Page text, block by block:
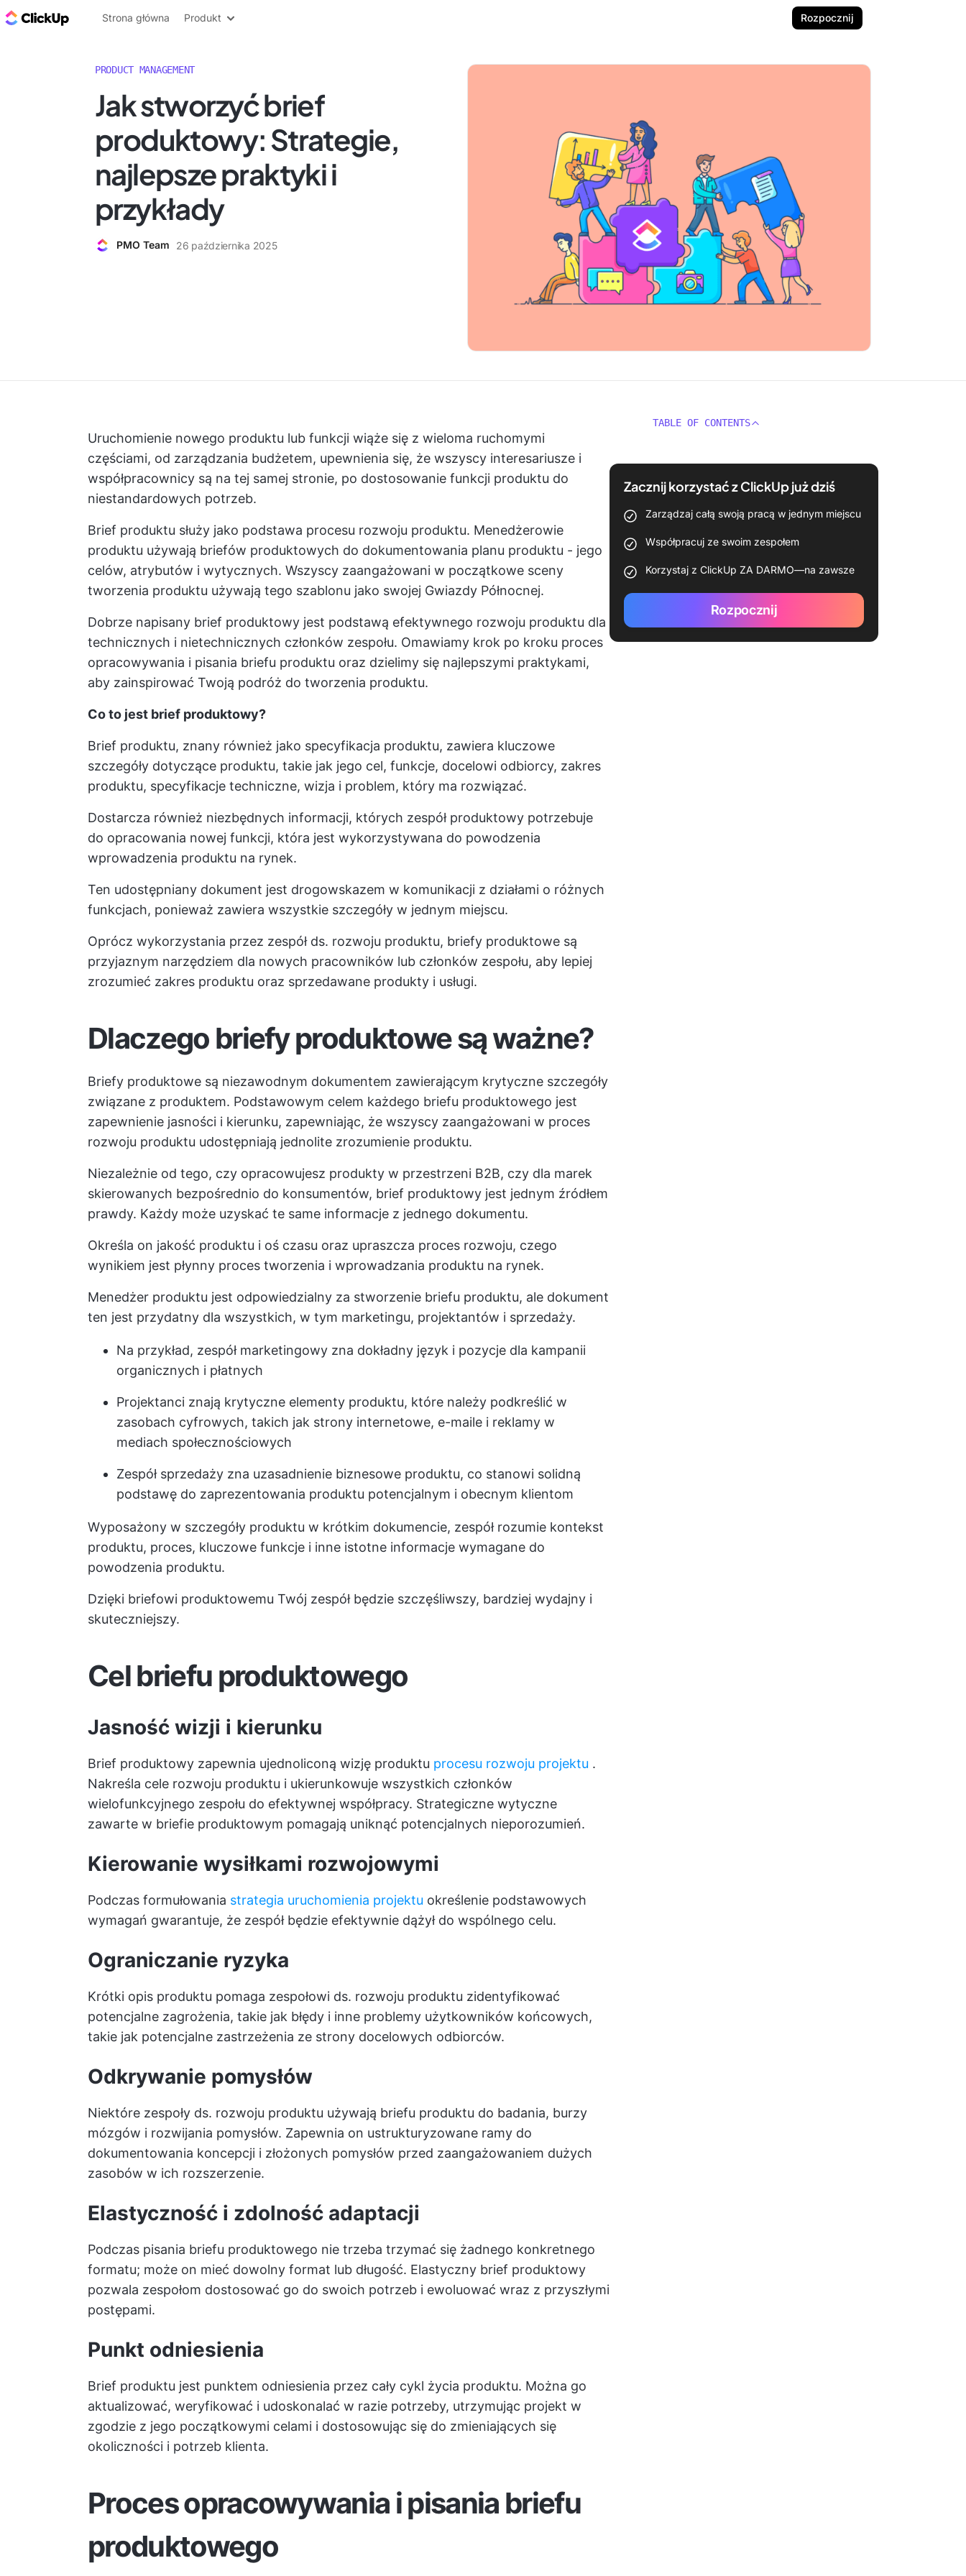
ClickUp Blog
Strona główna Produkt Rozpocznij
PRODUCT MANAGEMENT
Jak stworzyć brief
produktowy: Strategie,
najlepsze praktyki i
przykłady
PMO Team 26 października 2025
Uruchomienie nowego produktu lub funkcji wiąże się z wieloma ruchomymi
częściami, od zarządzania budżetem, upewnienia się, że wszyscy interesariusze i
współpracownicy są na tej samej stronie, po dostosowanie funkcji produktu do
niestandardowych potrzeb.
Brief produktu służy jako podstawa procesu rozwoju produktu. Menedżerowie
produktu używają briefów produktowych do dokumentowania planu produktu - jego
celów, atrybutów i wytycznych. Wszyscy zaangażowani w początkowe sceny
tworzenia produktu używają tego szablonu jako swojej Gwiazdy Północnej.
Dobrze napisany brief produktowy jest podstawą efektywnego rozwoju produktu dla
technicznych i nietechnicznych członków zespołu. Omawiamy krok po kroku proces
opracowywania i pisania briefu produktu oraz dzielimy się najlepszymi praktykami,
aby zainspirować Twoją podróż do tworzenia produktu.
Co to jest brief produktowy?
Brief produktu, znany również jako specyfikacja produktu, zawiera kluczowe
szczegóły dotyczące produktu, takie jak jego cel, funkcje, docelowi odbiorcy, zakres
produktu, specyfikacje techniczne, wizja i problem, który ma rozwiązać.
Dostarcza również niezbędnych informacji, których zespół produktowy potrzebuje
do opracowania nowej funkcji, która jest wykorzystywana do powodzenia
wprowadzenia produktu na rynek.
Ten udostępniany dokument jest drogowskazem w komunikacji z działami o różnych
funkcjach, ponieważ zawiera wszystkie szczegóły w jednym miejscu.
Oprócz wykorzystania przez zespół ds. rozwoju produktu, briefy produktowe są
przyjaznym narzędziem dla nowych pracowników lub członków zespołu, aby lepiej
zrozumieć zakres produktu oraz sprzedawane produkty i usługi.
Dlaczego briefy produktowe są ważne?
Briefy produktowe są niezawodnym dokumentem zawierającym krytyczne szczegóły
związane z produktem. Podstawowym celem każdego briefu produktowego jest
zapewnienie jasności i kierunku, zapewniając, że wszyscy zaangażowani w proces
rozwoju produktu udostępniają jednolite zrozumienie produktu.
Niezależnie od tego, czy opracowujesz produkty w przestrzeni B2B, czy dla marek
skierowanych bezpośrednio do konsumentów, brief produktowy jest jednym źródłem
prawdy. Każdy może uzyskać te same informacje z jednego dokumentu.
Określa on jakość produktu i oś czasu oraz upraszcza proces rozwoju, czego
wynikiem jest płynny proces tworzenia i wprowadzania produktu na rynek.
Menedżer produktu jest odpowiedzialny za stworzenie briefu produktu, ale dokument
ten jest przydatny dla wszystkich, w tym marketingu, projektantów i sprzedaży.
Na przykład, zespół marketingowy zna dokładny język i pozycje dla kampanii
organicznych i płatnych
Projektanci znają krytyczne elementy produktu, które należy podkreślić w
zasobach cyfrowych, takich jak strony internetowe, e-maile i reklamy w
mediach społecznościowych
Zespół sprzedaży zna uzasadnienie biznesowe produktu, co stanowi solidną
podstawę do zaprezentowania produktu potencjalnym i obecnym klientom
Wyposażony w szczegóły produktu w krótkim dokumencie, zespół rozumie kontekst
produktu, proces, kluczowe funkcje i inne istotne informacje wymagane do
powodzenia produktu.
Dzięki briefowi produktowemu Twój zespół będzie szczęśliwszy, bardziej wydajny i
skuteczniejszy.
Cel briefu produktowego
Jasność wizji i kierunku
Brief produktowy zapewnia ujednoliconą wizję produktu procesu rozwoju projektu .
Nakreśla cele rozwoju produktu i ukierunkowuje wszystkich członków
wielofunkcyjnego zespołu do efektywnej współpracy. Strategiczne wytyczne
zawarte w briefie produktowym pomagają uniknąć potencjalnych nieporozumień.
Kierowanie wysiłkami rozwojowymi
Podczas formułowania strategia uruchomienia projektu określenie podstawowych
wymagań gwarantuje, że zespół będzie efektywnie dążył do wspólnego celu.
Ograniczanie ryzyka
Krótki opis produktu pomaga zespołowi ds. rozwoju produktu zidentyfikować
potencjalne zagrożenia, takie jak błędy i inne problemy użytkowników końcowych,
takie jak potencjalne zastrzeżenia ze strony docelowych odbiorców.
Odkrywanie pomysłów
Niektóre zespoły ds. rozwoju produktu używają briefu produktu do badania, burzy
mózgów i rozwijania pomysłów. Zapewnia on ustrukturyzowane ramy do
dokumentowania koncepcji i złożonych pomysłów przed zaangażowaniem dużych
zasobów w ich rozszerzenie.
Elastyczność i zdolność adaptacji
Podczas pisania briefu produktowego nie trzeba trzymać się żadnego konkretnego
formatu; może on mieć dowolny format lub długość. Elastyczny brief produktowy
pozwala zespołom dostosować go do swoich potrzeb i ewoluować wraz z przyszłymi
postępami.
Punkt odniesienia
Brief produktu jest punktem odniesienia przez cały cykl życia produktu. Można go
aktualizować, weryfikować i udoskonalać w razie potrzeby, utrzymując projekt w
zgodzie z jego początkowymi celami i dostosowując się do zmieniających się
okoliczności i potrzeb klienta.
Proces opracowywania i pisania briefu
produktowego
TABLE OF CONTENTS
Zacznij korzystać z ClickUp już dziś
Zarządzaj całą swoją pracą w jednym miejscu
Współpracuj ze swoim zespołem
Korzystaj z ClickUp ZA DARMO—na zawsze
Rozpocznij